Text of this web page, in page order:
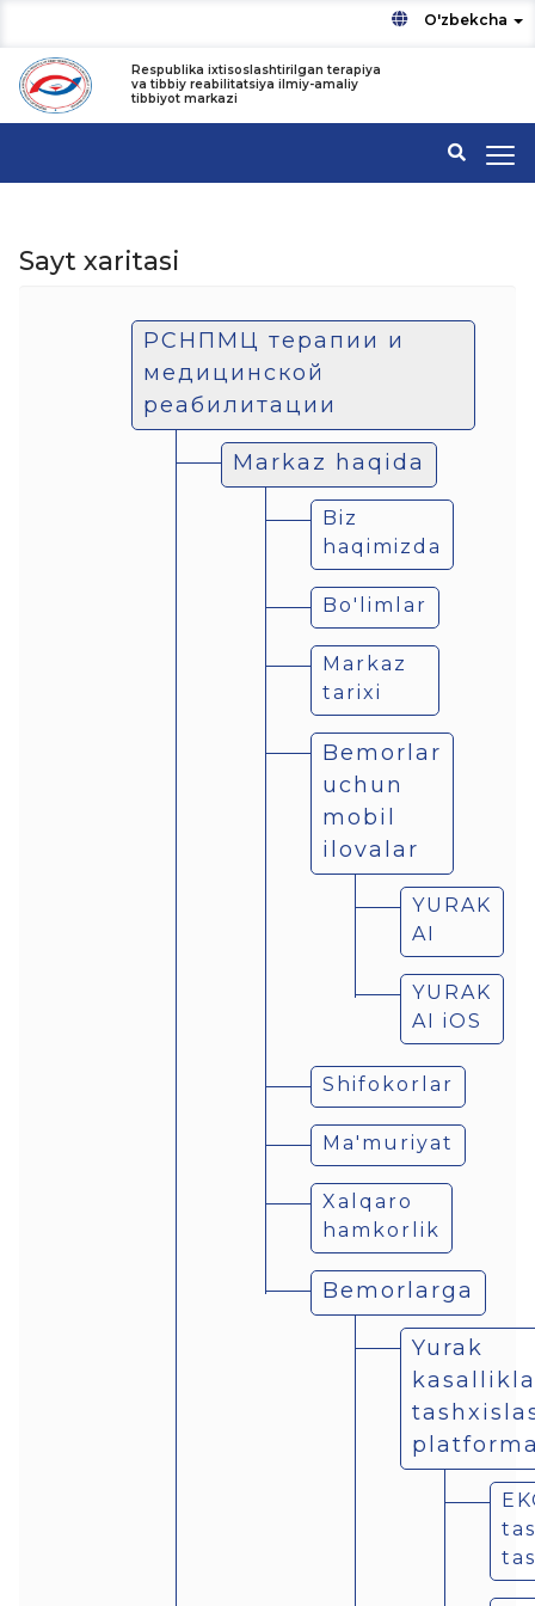
O'zbekcha
Respublika ixtisoslashtirilgan terapiya
va tibbiy reabilitatsiya ilmiy-amaliy
tibbiyot markazi
Sayt xaritasi
РСНПМЦ терапии и
медицинской
реабилитации
Markaz haqida
Biz
haqimizda
Bo'limlar
Markaz
tarixi
Bemorlar
uchun
mobil
ilovalar
YURAK
AI
YURAK
AI iOS
Shifokorlar
Ma'muriyat
Xalqaro
hamkorlik
Bemorlarga
Yurak